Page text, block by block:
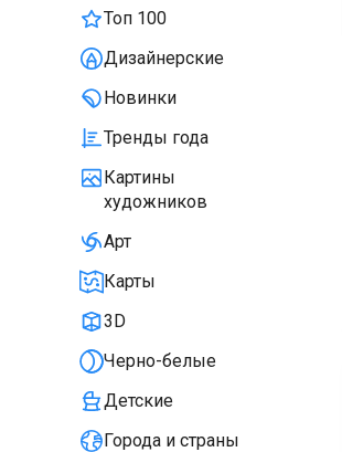
Топ 100
Дизайнерские
Новинки
Тренды года
Картины
художников
Арт
Карты
3D
Черно-белые
Детские
Города и страны